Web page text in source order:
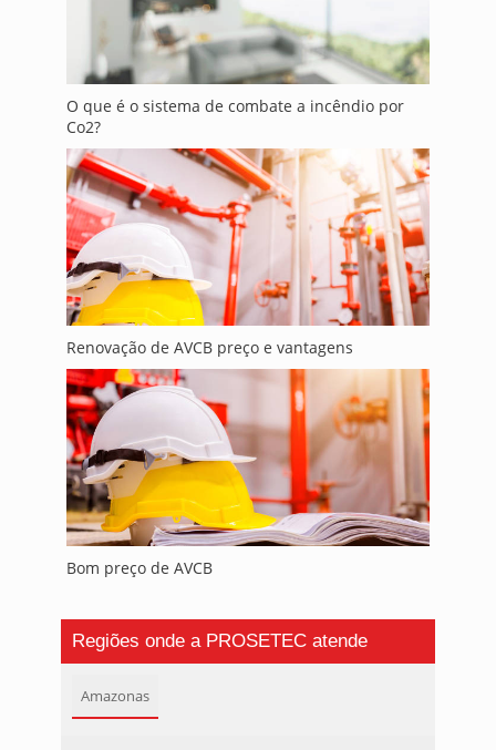
O que é o sistema de combate a incêndio por
Co2?
Renovação de AVCB preço e vantagens
Bom preço de AVCB
Regiões onde a PROSETEC atende
Amazonas